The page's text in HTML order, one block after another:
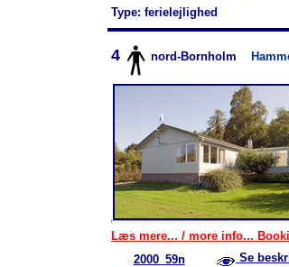
Type: ferielejlighed
4 nord-Bornholm
Læs mere... / more info...
2000_59n
Se